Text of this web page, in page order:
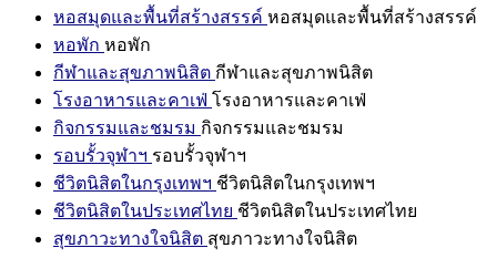
หอสมุดและพื้นที่สร้างสรรค์ หอสมุดและพื้นที่สร้างสรรค์
หอพัก หอพัก
กีฬาและสุขภาพนิสิต กีฬาและสุขภาพนิสิต
โรงอาหารและคาเฟ่ โรงอาหารและคาเฟ่
กิจกรรมและชมรม กิจกรรมและชมรม
รอบรั้วจุฬาฯ รอบรั้วจุฬาฯ
ชีวิตนิสิตในกรุงเทพฯ ชีวิตนิสิตในกรุงเทพฯ
ชีวิตนิสิตในประเทศไทย ชีวิตนิสิตในประเทศไทย
สุขภาวะทางใจนิสิต สุขภาวะทางใจนิสิต